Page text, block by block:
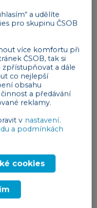
se zvedne z
na 30 %. O 10 % se
u doutníků, tabáku
a také u
výrobků.
finanční
ze svých činností,
se pojistníci
současném systému
i položky,
a udělíte
pro skupinu ČSOB
více komfortu při
ČSOB, tak si
a dále
co nejlepší
obsahu
a předávání
reklamy.
v nastavení.
a podmínkách
cookies